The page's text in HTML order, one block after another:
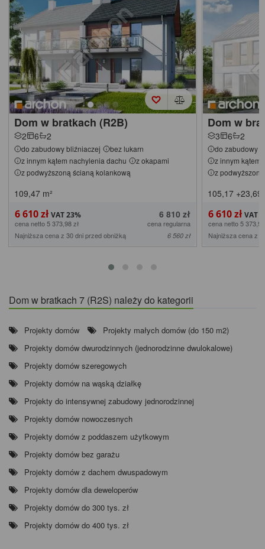
Dom w bratkach (R2B)
2 6 2
do zabudowy bliźniaczej
bez lukarn
z innym kątem nachylenia dachu
z okapami
z podwyższoną ścianą kolankową
109,47 m²
6 610 zł 6 810 zł
cena netto 5 373,98 zł
cena regularna
Najniższa cena z 30 dni przed obniżką
6 560 zł
Dom w
3 6 2
do zabudowy
z innym kątem
z
105,17 +23,69
6 610 zł
cena netto 5
Najniższa cena z
Dom w bratkach 7 (R2S) należy do kategorii
Projekty domów
Projekty małych domów (do 150 m2)
Projekty domów dwurodzinnych (jednorodzinne dwulokalowe)
Projekty domów szeregowych
Projekty domów na wąską działkę
Projekty do intensywnej zabudowy jednorodzinnej
Projekty domów nowoczesnych
Projekty domów z poddaszem użytkowym
Projekty domów bez garażu
Projekty domów z dachem dwuspadowym
Projekty domów dla deweloperów
Projekty domów do 300 tys. zł
Projekty domów do 400 tys. zł